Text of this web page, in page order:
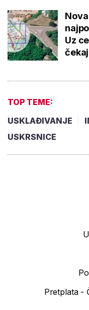
Uz
TOP TEME:
USKLAĐIVANJE
USKRSNICE
Pretplata -